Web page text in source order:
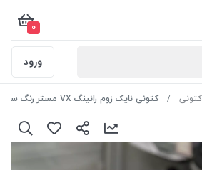
0
ورود
کتونی کتونی نایک زوم رانینگ VX مستر رنگ سفید سایز 45